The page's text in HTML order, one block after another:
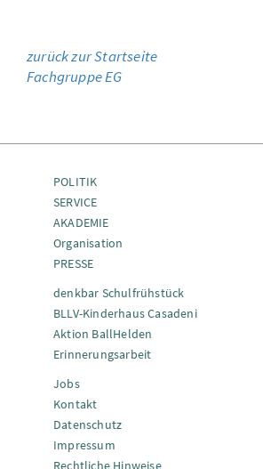
zurück zur Startseite
Fachgruppe EG
POLITIK
SERVICE
AKADEMIE
Organisation
PRESSE
denkbar Schulfrühstück
BLLV-Kinderhaus Casadeni
Aktion BallHelden
Erinnerungsarbeit
Jobs
Kontakt
Datenschutz
Impressum
Rechtliche Hinweise